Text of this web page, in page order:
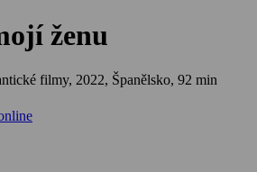
ženu
filmy, 2022, Španělsko, 92 min